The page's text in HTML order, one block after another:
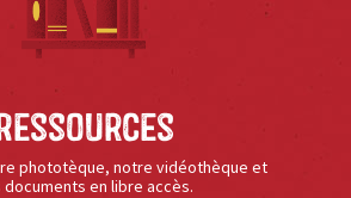
phototèque, notre vidéothèque et
documents en libre accès.